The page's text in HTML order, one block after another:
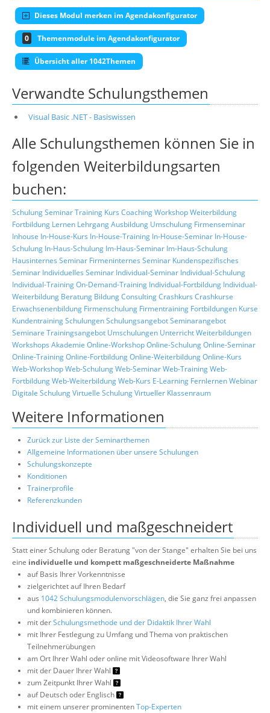
Dieses Modul merken im Agendakonfigurator
0 Themenmodule im Agendakonfigurator
Übersicht aller 1042Themen
Verwandte Schulungsthemen
Visual Basic .NET - Basiswissen
Alle Schulungsthemen können Sie in
folgenden Weiterbildungsarten
buchen:
SchulungSeminarTraining Kurs CoachingWorkshopWeiterbildung
Fortbildung Lernen LehrgangAusbildung Umschulung Firmenseminar
Inhouse In-House-Kurs In-House-Training In-House-Seminar In-House-
Schulung In-Haus-Schulung Im-Haus-Seminar Im-Haus-Schulung
Hausinternes Seminar Firmeninternes Seminar Kundenspezifisches
Seminar Individuelles Seminar Individual-Seminar Individual-Schulung
Individual-TrainingOn-Demand-Training Individual-Fortbildung Individual-
Weiterbildung Beratung BildungConsultingCrashkurs Crashkurse
Erwachsenenbildung Firmenschulung Firmentraining Fortbildungen Kurse
KundentrainingSchulungenSchulungsangebotSeminarangebot
Seminare Trainingsangebot Umschulungen UnterrichtWeiterbildungen
Workshops Akademie Online-WorkshopOnline-SchulungOnline-Seminar
Online-TrainingOnline-FortbildungOnline-WeiterbildungOnline-Kurs
Web-WorkshopWeb-SchulungWeb-SeminarWeb-TrainingWeb-
FortbildungWeb-WeiterbildungWeb-Kurs E-Learning FernlernenWebinar
Digitale SchulungVirtuelle SchulungVirtueller Klassenraum
Weitere Informationen
Zurück zur Liste der Seminarthemen
Allgemeine Informationen über unsere Schulungen
Schulungskonzepte
Konditionen
Trainerprofile
Referenzkunden
Individuell und maßgeschneidert
Statt einer Schulung oder Beratung "von der Stange" erhalten Sie bei uns
eine individuelle und kompett maßgeschneiderte Maßnahme
auf Basis Ihrer Vorkenntnisse
zielgerichtet auf Ihren Bedarf
aus 1042 Schulungsmodulenvorschlägen, die Sie ganz frei anpassen
und kombinieren können.
mit derSchulungsmethode und der Didaktik Ihrer Wahl
mit Ihrer Festlegung zu Umfang und Thema von praktischen
Teilnehmerübungen
am Ort Ihrer Wahl oder online mit Videosoftware Ihrer Wahl
mit der Dauer Ihrer Wahl
zum Zeitpunkt Ihrer Wahl
auf Deutsch oder Englisch
mit einem unserer prominentenTop-Experten